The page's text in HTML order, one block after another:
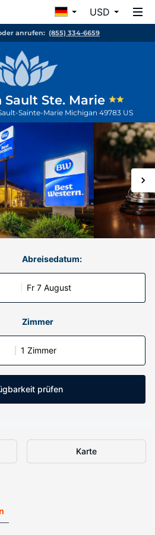
USD
anrufen: (855) 334-6659
Ste. Marie
Sainte-Marie Michigan 49783 US
Abreisedatum:
Fr 7 August
Zimmer
1 Zimmer
prüfen
Karte